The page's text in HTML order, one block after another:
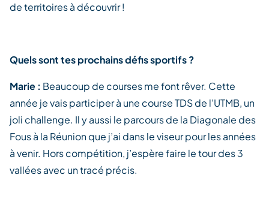
de territoires à découvrir !
Quels sont tes prochains défis sportifs ?
Marie : Beaucoup de courses me font rêver. Cette
année je vais participer à une course TDS de l’UTMB, un
joli challenge. Il y aussi le parcours de la Diagonale des
Fous à la Réunion que j’ai dans le viseur pour les années
à venir. Hors compétition, j’espère faire le tour des 3
vallées avec un tracé précis.